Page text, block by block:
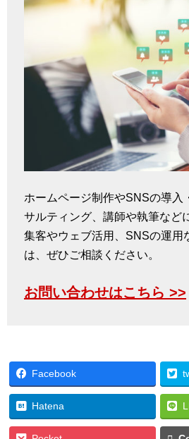
ホームページ制作やSNSの導入
サルティング、講師や執筆など
集客やウェブ活用、SNSの運用
は、ぜひご相談ください。
お問い合わせはこちら >>
Facebook
Hatena